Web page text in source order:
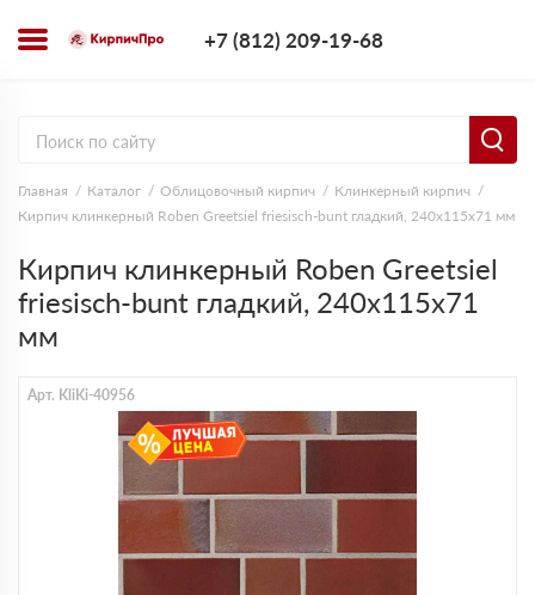
+7 (812) 209-19-68
Главная Каталог Облицовочный кирпич
Клинкерный кирпич
Кирпич клинкерный Roben Greetsiel friesisch-bunt гладкий, 240х115х71 мм
Кирпич клинкерный Roben Greetsiel
friesisch-bunt гладкий, 240х115х71
мм
Арт. KliKi-40956